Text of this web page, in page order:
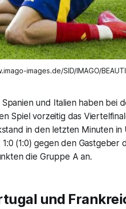
images.de/SID/IMAGO/
und Italien haben bei
Spiel vorzeitig das
in den letzten Minuten in
(1:0) gegen den Gastgeber
die Gruppe A an.
und